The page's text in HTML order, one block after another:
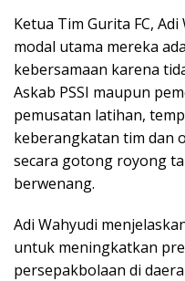
Ketua Tim Gurita FC,
modal utama mereka
kebersamaan karena
Askab PSSI maupun
pemusatan latihan,
keberangkatan tim dan
secara gotong royong
berwenang.
Adi Wahyudi
untuk meningkatkan
persepakbolaan di